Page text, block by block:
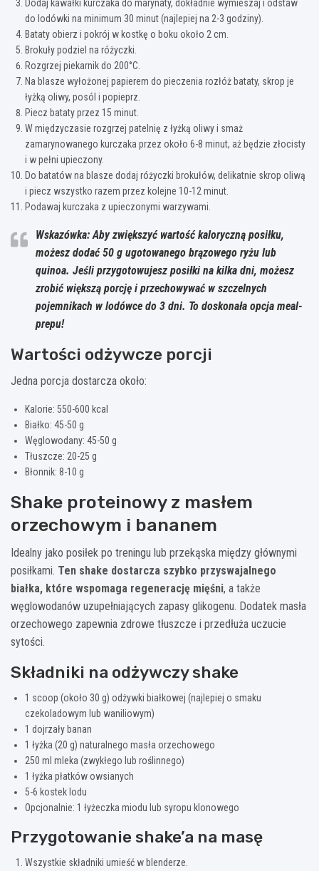
Dodaj kawałki kurczaka do marynaty, dokładnie wymieszaj i odstaw
do lodówki na minimum 30 minut (najlepiej na 2-3 godziny).
Bataty obierz i pokrój w kostkę o boku około 2 cm.
Brokuły podziel na różyczki.
Rozgrzej piekarnik do 200°C.
Na blasze wyłożonej papierem do pieczenia rozłóż bataty, skrop je
łyżką oliwy, posól i popieprz.
Piecz bataty przez 15 minut.
W międzyczasie rozgrzej patelnię z łyżką oliwy i smaż
zamarynowanego kurczaka przez około 6-8 minut, aż będzie złocisty
i w pełni upieczony.
Do batatów na blasze dodaj różyczki brokułów, delikatnie skrop oliwą
i piecz wszystko razem przez kolejne 10-12 minut.
Podawaj kurczaka z upieczonymi warzywami.
Wskazówka: Aby zwiększyć wartość kaloryczną posiłku,
możesz dodać 50 g ugotowanego brązowego ryżu lub
quinoa. Jeśli przygotowujesz posiłki na kilka dni, możesz
zrobić większą porcję i przechowywać w szczelnych
pojemnikach w lodówce do 3 dni. To doskonała opcja meal-
prepu!
Wartości odżywcze porcji
Jedna porcja dostarcza około:
Kalorie: 550-600 kcal
Białko: 45-50 g
Węglowodany: 45-50 g
Tłuszcze: 20-25 g
Błonnik: 8-10 g
Shake proteinowy z masłem
orzechowym i bananem
Idealny jako posiłek po treningu lub przekąska między głównymi
posiłkami. Ten shake dostarcza szybko przyswajalnego
białka, które wspomaga regenerację mięśni, a także
węglowodanów uzupełniających zapasy glikogenu. Dodatek masła
orzechowego zapewnia zdrowe tłuszcze i przedłuża uczucie
sytości.
Składniki na odżywczy shake
1 scoop (około 30 g) odżywki białkowej (najlepiej o smaku
czekoladowym lub waniliowym)
1 dojrzały banan
1 łyżka (20 g) naturalnego masła orzechowego
250 ml mleka (zwykłego lub roślinnego)
1 łyżka płatków owsianych
5-6 kostek lodu
Opcjonalnie: 1 łyżeczka miodu lub syropu klonowego
Przygotowanie shake’a na masę
Wszystkie składniki umieść w blenderze.